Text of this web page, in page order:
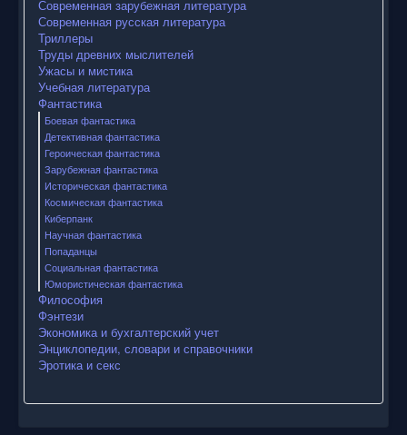
Современная зарубежная литература
Современная русская литература
Триллеры
Труды древних мыслителей
Ужасы и мистика
Учебная литература
Фантастика
Боевая фантастика
Детективная фантастика
Героическая фантастика
Зарубежная фантастика
Историческая фантастика
Космическая фантастика
Киберпанк
Научная фантастика
Попаданцы
Социальная фантастика
Юмористическая фантастика
Философия
Фэнтези
Экономика и бухгалтерский учет
Энциклопедии, словари и справочники
Эротика и секс